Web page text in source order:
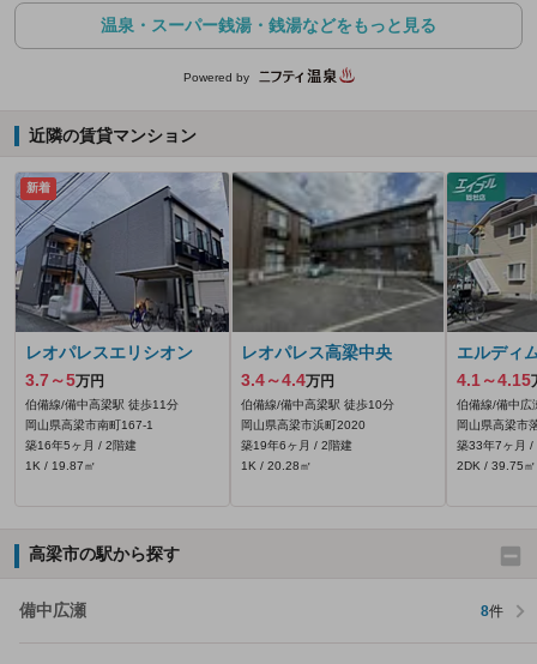
温泉・スーパー銭湯・銭湯などをもっと見る
Powered by
近隣の賃貸マンション
新着
レオパレスエリシオン
3.7～5万円
伯備線/備中高梁駅 徒歩11分
岡山県高梁市南町167‐1
築16年5ヶ月 / 2階建
1K / 19.87㎡
レオパレス高梁中央
3.4～4.4万円
伯備線/備中高梁駅 徒歩10分
岡山県高梁市浜町2020
築19年6ヶ月 / 2階建
1K / 20.28㎡
エルディ
4.1～4.15
伯備線/備中広
岡山県高梁市
築33年7ヶ月 /
2DK / 39.75㎡
高梁市の駅から探す
備中広瀬 8件